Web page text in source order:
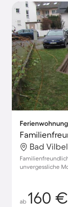
Ferienwohnung
Bad
unvergessliche
ab 160 €